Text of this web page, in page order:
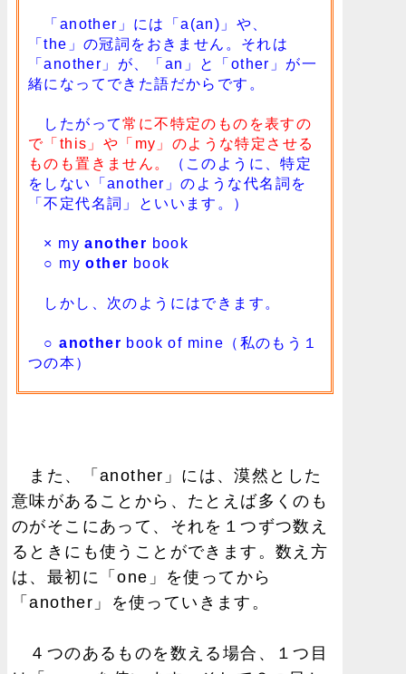
「another」には「a(an)」や、
「the」の冠詞をおきません。それは
「another」が、「an」と「other」が一
緒になってできた語だからです。
したがって常に不特定のものを表すの
で「this」や「my」のような特定させる
ものも置きません。
（このように、特定
をしない「another」のような代名詞を
「不定代名詞」といいます。）
× myanother book
○ myother book
しかし、次のようにはできます。
○another book of mine（私のもう１
つの本）
また、「another」には、漠然とした
意味があることから、たとえば多くのも
のがそこにあって、それを１つずつ数え
るときにも使うことができます。数え方
は、最初に「one」を使ってから
「another」を使っていきます。
４つのあるものを数える場合、１つ目